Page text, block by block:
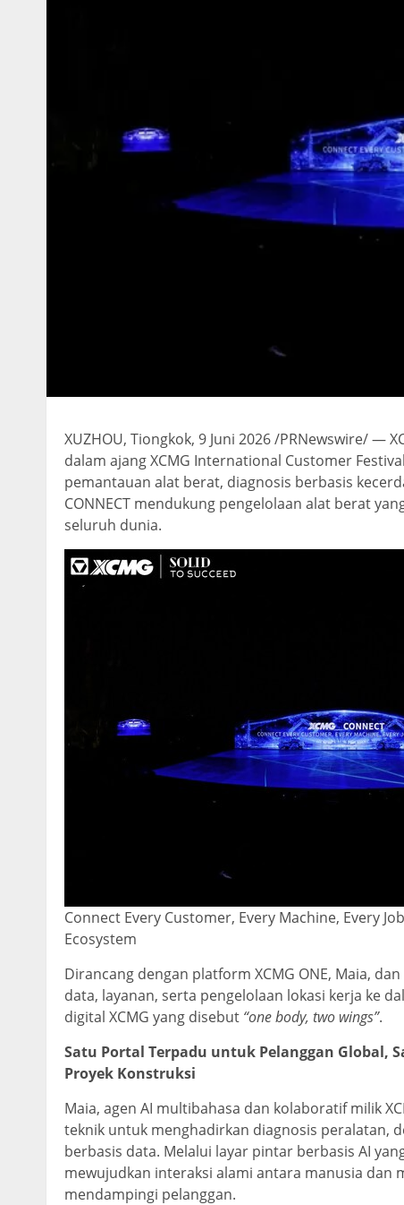
XUZHOU, Tiongkok, 9 Juni 2026/PRNewswire/ —
dalam ajang XCMG International Customer
pemantauan alat berat, diagnosis berbasis
CONNECT mendukung pengelolaan alat berat
seluruh dunia.
Connect Every Customer, Every Machine, Every
Ecosystem
Dirancang dengan platform XCMG ONE, Maia,
data, layanan, serta pengelolaan lokasi kerja ke
digital XCMG yang disebut “one body, two wings”.
Satu Portal Terpadu untuk Pelanggan Global,
Proyek Konstruksi
Maia, agen AI multibahasa dan kolaboratif milik
teknik untuk menghadirkan diagnosis peralatan,
berbasis data. Melalui layar pintar berbasis AI
mewujudkan interaksi alami antara manusia dan
mendampingi pelanggan.